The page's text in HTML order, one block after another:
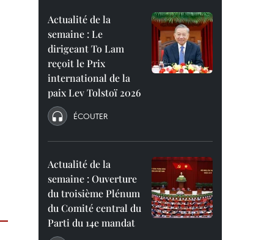
Actualité de la
semaine : Le
dirigeant To Lam
reçoit le Prix
international de la
paix Lev Tolstoï 2026
ÉCOUTER
Actualité de la
semaine : Ouverture
du troisième Plénum
du Comité central du
Parti du 14e mandat